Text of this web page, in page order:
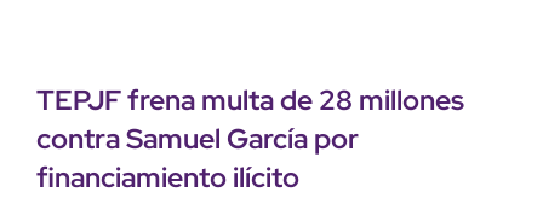
TEPJF frena multa de 28 millones
contra Samuel García por
financiamiento ilícito